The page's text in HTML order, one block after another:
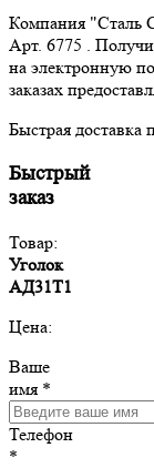
Компания "Сталь
Арт. 6775 .
на электронную
заказах
Быстрая доставка
Быстрый
заказ
Товар:
Уголок
АД31Т1
Цена:
Ваше
имя *
Телефон
*